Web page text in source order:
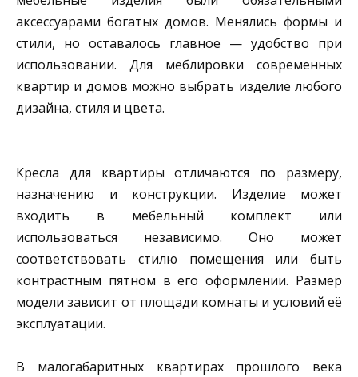
аксессуарами богатых домов. Менялись формы и
стили, но оставалось главное — удобство при
использовании. Для меблировки современных
квартир и домов можно выбрать изделие любого
дизайна, стиля и цвета.
Кресла для квартиры отличаются по размеру,
назначению и конструкции. Изделие может
входить в мебельный комплект или
использоваться независимо. Оно может
соответствовать стилю помещения или быть
контрастным пятном в его оформлении. Размер
модели зависит от площади комнаты и условий её
эксплуатации.
В малогабаритных квартирах прошлого века